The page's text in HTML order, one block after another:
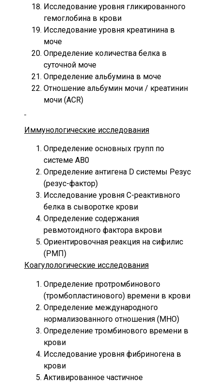
Исследование уровня гликированного
гемоглобина в крови
Исследование уровня креатинина в
моче
Определение количества белка в
суточной моче
Определение альбумина в моче
Отношение альбумин мочи / креатинин
мочи (ACR)
Иммунологические исследования
Определение основных групп по
системе AB0
Определение антигена D системы Резус
(резус-фактор)
Исследование уровня C-реактивного
белка в сыворотке крови
Определение содержания
ревмотоидного фактора вкрови
Ориентировочная реакция на сифилис
(РМП)
Коагулологические исследования
Определение протромбинового
(тромбопластинового) времени в крови
Определение международного
нормализованного отношения (МНО)
Определение тромбинового времени в
крови
Исследование уровня фибриногена в
крови
Активированное частичное